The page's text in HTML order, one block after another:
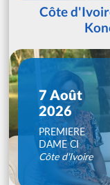
Côte
7 Août
2026
PREMIERE
DAME CI
Côte d'Ivoire